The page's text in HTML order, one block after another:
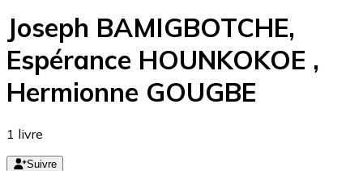
Joseph BAMIGBOTCHE,
Espérance HOUNKOKOE ,
Hermionne GOUGBE
1 livre
Suivre